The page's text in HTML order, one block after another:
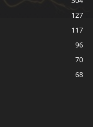
127
117
96
70
68